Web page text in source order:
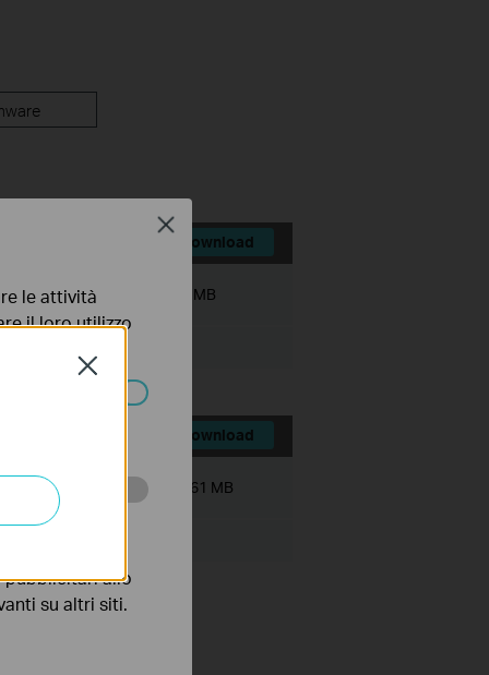
Download
Dimensioni file: 9.2 MB
Download
Dimensioni file: 9.161 MB
Close
le attività
il loro utilizzo
essere
di
pubblicitari allo
su altri siti.
Close